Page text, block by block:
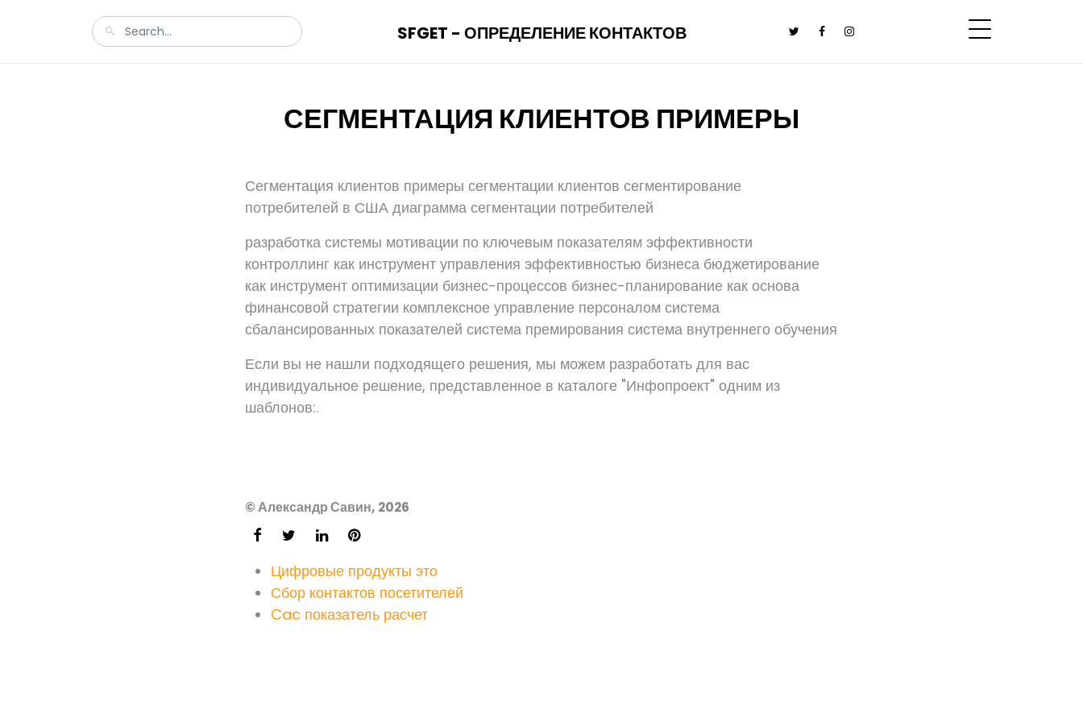
SFGET - ОПРЕДЕЛЕНИЕ КОНТАКТОВ
СЕГМЕНТАЦИЯ КЛИЕНТОВ ПРИМЕРЫ
Сегментация клиентов примеры сегментации клиентов сегментирование
потребителей в США диаграмма сегментации потребителей
разработка системы мотивации по ключевым показателям эффективности
контроллинг как инструмент управления эффективностью бизнеса бюджетирование
как инструмент оптимизации бизнес-процессов бизнес-планирование как основа
финансовой стратегии комплексное управление персоналом система
сбалансированных показателей система премирования система внутреннего обучения
Если вы не нашли подходящего решения, мы можем разработать для вас
индивидуальное решение, представленное в каталоге "Инфопроект" одним из
шаблонов:.
© Александр Савин, 2026
Цифровые продукты это
Сбор контактов посетителей
Cac показатель расчет